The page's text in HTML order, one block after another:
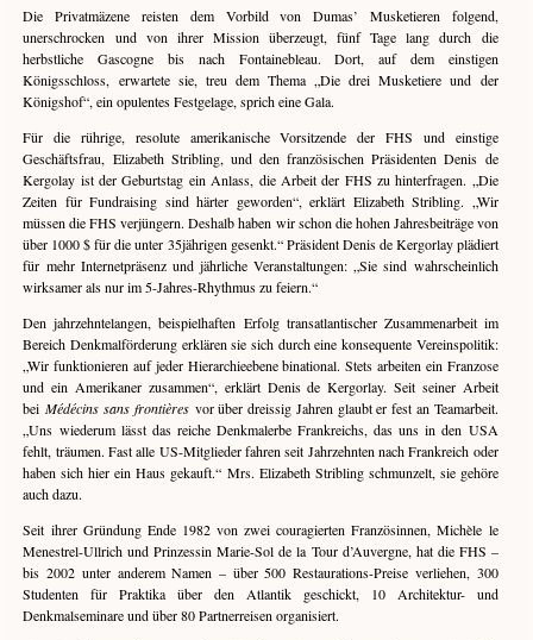
Die Privatmäzene reisten dem Vorbild von Dumas’ Musketieren folgend,
unerschrocken und von ihrer Mission überzeugt, fünf Tage lang durch die
herbstliche Gascogne bis nach Fontainebleau. Dort, auf dem einstigen
Königsschloss, erwartete sie, treu dem Thema „Die drei Musketiere und der
Königshof“, ein opulentes Festgelage, sprich eine Gala.
Für die rührige, resolute amerikanische Vorsitzende der FHS und einstige
Geschäftsfrau, Elizabeth Stribling, und den französischen Präsidenten Denis de
Kergolay ist der Geburtstag ein Anlass, die Arbeit der FHS zu hinterfragen. „Die
Zeiten für Fundraising sind härter geworden“, erklärt Elizabeth Stribling. „Wir
müssen die FHS verjüngern. Deshalb haben wir schon die hohen Jahresbeiträge von
über 1000 $ für die unter 35jährigen gesenkt.“ Präsident Denis de Kergorlay plädiert
für mehr Internetpräsenz und jährliche Veranstaltungen: „Sie sind wahrscheinlich
wirksamer als nur im 5-Jahres-Rhythmus zu feiern.“
Den jahrzehntelangen, beispielhaften Erfolg transatlantischer Zusammenarbeit im
Bereich Denkmalförderung erklären sie sich durch eine konsequente Vereinspolitik:
„Wir funktionieren auf jeder Hierarchieebene binational. Stets arbeiten ein Franzose
und ein Amerikaner zusammen“, erklärt Denis de Kergorlay. Seit seiner Arbeit
beiMédécins sans frontièresvor über dreissig Jahren glaubt er fest an Teamarbeit.
„Uns wiederum lässt das reiche Denkmalerbe Frankreichs, das uns in den USA
fehlt, träumen. Fast alle US-Mitglieder fahren seit Jahrzehnten nach Frankreich oder
haben sich hier ein Haus gekauft.“ Mrs. Elizabeth Stribling schmunzelt, sie gehöre
auch dazu.
Seit ihrer Gründung Ende 1982 von zwei couragierten Französinnen, Michèle le
Menestrel-Ullrich und Prinzessin Marie-Sol de la Tour d’Auvergne, hat die FHS –
bis 2002 unter anderem Namen – über 500 Restaurations-Preise verliehen, 300
Studenten für Praktika über den Atlantik geschickt, 10 Architektur- und
Denkmalseminare und über 80 Partnerreisen organisiert.